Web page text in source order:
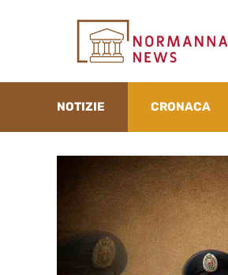
NOTIZIE CRONACA